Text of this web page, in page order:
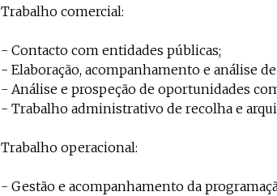
Trabalho comercial:
- Contacto com entidades públicas;
- Elaboração, acompanhamento e análise
- Análise e prospeção de oportunidades
- Trabalho administrativo de recolha e
Trabalho operacional:
- Gestão e acompanhamento da